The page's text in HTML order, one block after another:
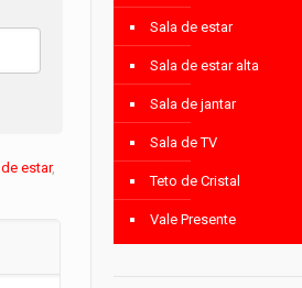
estar,
Sala de estar
Sala de estar alta
Sala de jantar
Sala de TV
Teto de Cristal
Vale Presente